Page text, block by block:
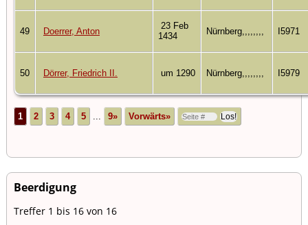
49 Doerrer, Anton
23 Feb
1434
Nürnberg,,,,,,,, I5971
50 Dörrer, Friedrich II. um 1290 Nürnberg,,,,,,,, I5979
1 2 3 4 5 9» Vorwärts»
Beerdigung
Treffer 1 bis 16 von 16